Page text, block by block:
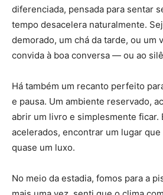
diferenciada, pensada para sentar
tempo desacelera naturalmente.
demorado, um chá da tarde, ou um
convida à boa conversa — ou ao
Há também um recanto perfeito
e pausa. Um ambiente reservado,
abrir um livro e simplesmente ficar.
acelerados, encontrar um lugar
quase um luxo.
No meio da estadia, fomos para a